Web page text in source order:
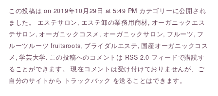
この投稿は on 2019年10月29日 at 5:49 PM カテゴリーに公開され
ました。 エステサロン, エステ卸の業務用商材, オーガニックエス
テサロン, オーガニックコスメ , オーガニックサロン, フルーツ, フ
ルーツルーツ fruitsroots, ブライダルエステ, 国産オーガニックコス
メ ,学芸大学. この投稿へのコメントは RSS 2.0 フィードで購読す
ることができます。 現在コメントは受け付けておりませんが、ご
自分のサイトから
トラックバック を送ることはできます。